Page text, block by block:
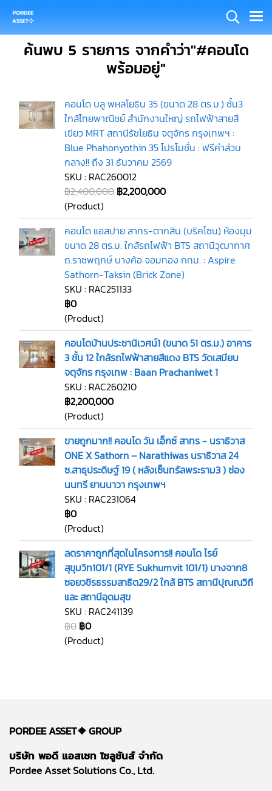
ค้นพบ 5 รายการ จากคำว่า"#คอนโด
พร้อมอยู่"
คอนโด บลู พหลโยธิน 35 (ขนาด 28 ตร.ม.) ชั้น3
ใกล้ไทยพาณิชย์ สำนักงานใหญ่ รถไฟฟ้าสายสี
เขียว MRT สถานีรัชโยธิน จตุจักร กรุงเทพฯ :
Blue Phahonyothin 35 โปรโมชั่น : ฟรีค่าส่วน
กลาง!! ถึง 31 ธันวาคม 2569
SKU : RAC260012
฿2,400,000 ฿2,200,000
(Product)
คอนโด แอสปาย สาทร-ตากสิน (บริคโซน) ห้องมุม
ขนาด 28 ตร.ม. ใกล้รถไฟฟ้า BTS สถานีวุฒากาศ
ถ.ราชพฤกษ์ บางค้อ จอมทอง กทม. : Aspire
Sathorn-Taksin (Brick Zone)
SKU : RAC251133
฿0
(Product)
คอนโดบ้านประชานิเวศน์1 (ขนาด 51 ตร.ม.) อาคาร
3 ชั้น 12 ใกล้รถไฟฟ้าสายสีแดง BTS วัดเสมียน
จตุจักร กรุงเทพ : Baan Prachaniwet 1
SKU : RAC260210
฿2,200,000
(Product)
ขายถูกมาก!! คอนโด วัน เอ็กซ์ สาทร - นราธิวาส
ONE X Sathorn – Narathiwas นราธิวาส 24
ซ.สาธุประดิษฐ์ 19 ( หลังเซ็นทรัลพระราม3 ) ช่อง
นนทรี ยานนาวา กรุงเทพฯ
SKU : RAC231064
฿0
(Product)
ลดราคาถูกที่สุดในโครงการ!! คอนโด ไรย์
สุขุมวิท101/1 (RYE Sukhumvit 101/1) บางจาก8
ซอยวชิรธรรมสาธิต29/2 ใกล้ BTS สถานีปุณณวิถี
และ สถานีอุดมสุข
SKU : RAC241139
฿0 ฿0
(Product)
PORDEE ASSET❖GROUP
บริษัท พอดี แอสเซท โซลูชันส์ จำกัด
Pordee Asset Solutions Co., Ltd.